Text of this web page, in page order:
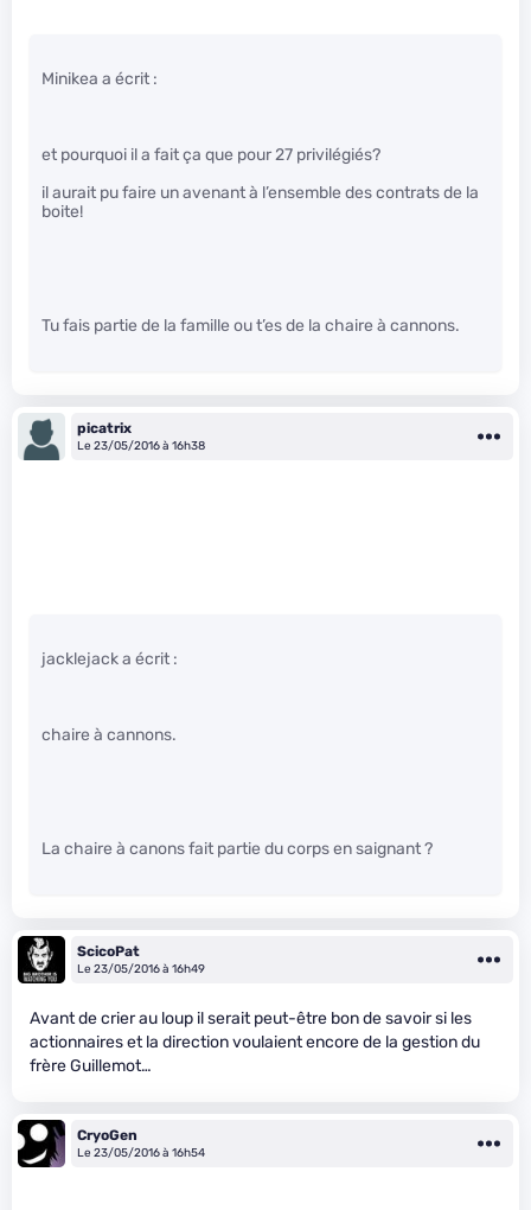
Minikea a écrit :
et pourquoi il a fait ça que pour 27 privilégiés?
il aurait pu faire un avenant à l’ensemble des contrats de la
boite!
Tu fais partie de la famille ou t’es de la chaire à cannons.
picatrix
Le 23/05/2016 à 16h38
jacklejack a écrit :
chaire à cannons.
La chaire à canons fait partie du corps en saignant ?
ScicoPat
Le 23/05/2016 à 16h49
Avant de crier au loup il serait peut-être bon de savoir si les
actionnaires et la direction voulaient encore de la gestion du
frère Guillemot…
CryoGen
Le 23/05/2016 à 16h54